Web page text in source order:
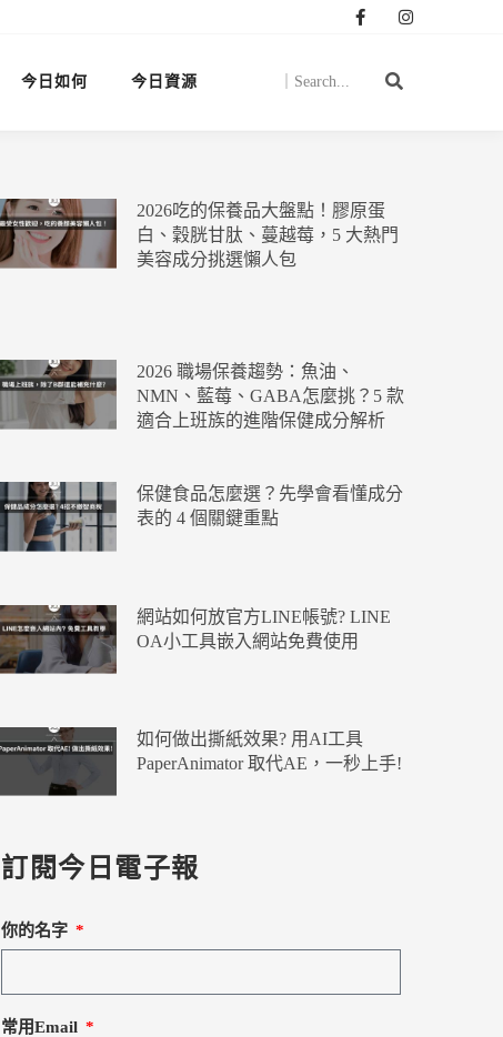
今日如何 今日資源
2026吃的保養品大盤點！膠原蛋
白、穀胱甘肽、蔓越莓，5 大熱門
美容成分挑選懶人包
2026 職場保養趨勢：魚油、
NMN、藍莓、GABA怎麼挑？5 款
適合上班族的進階保健成分解析
保健食品怎麼選？先學會看懂成分
表的 4 個關鍵重點
網站如何放官方LINE帳號? LINE
OA小工具嵌入網站免費使用
如何做出撕紙效果? 用AI工具
PaperAnimator 取代AE，一秒上手!
訂閱今日電子報
你的名字
常用Email